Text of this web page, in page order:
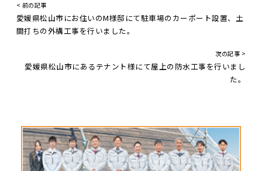
< 前の記事
愛媛県松山市にお住いのM様邸にて駐車場のカーポート設置、土
間打ちの外構工事を行いました。
次の記事 >
愛媛県松山市にあるテナント様にて屋上の防水工事を行いまし
た。